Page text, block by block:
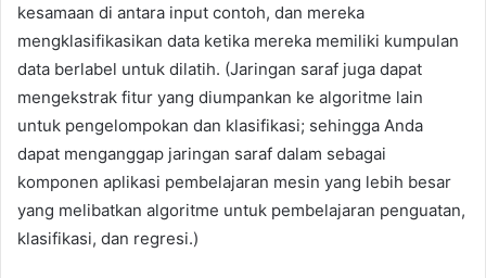
kesamaan di antara input contoh, dan mereka
mengklasifikasikan data ketika mereka memiliki kumpulan
data berlabel untuk dilatih. (Jaringan saraf juga dapat
mengekstrak fitur yang diumpankan ke algoritme lain
untuk pengelompokan dan klasifikasi; sehingga Anda
dapat menganggap jaringan saraf dalam sebagai
komponen aplikasi pembelajaran mesin yang lebih besar
yang melibatkan algoritme untuk pembelajaran penguatan,
klasifikasi, dan regresi.)